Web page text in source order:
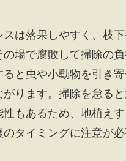
スは落果しやすく、枝
場で腐敗して掃除の
ると虫や小動物を引き
がります。掃除を怠る
性もあるため、地植え
タイミングに注意が必